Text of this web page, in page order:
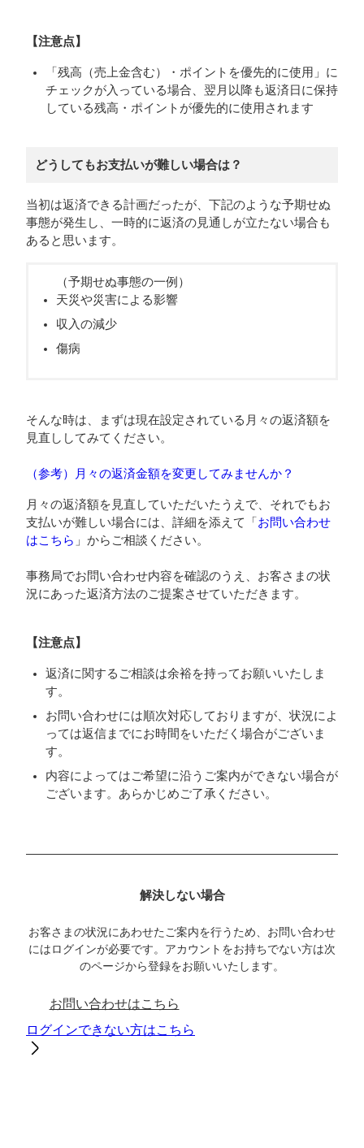
【注意点】
「残高（売上金含む）・ポイントを優先的に使用」に
チェックが入っている場合、翌月以降も返済日に保持
している残高・ポイントが優先的に使用されます
どうしてもお支払いが難しい場合は？
当初は返済できる計画だったが、下記のような予期せぬ
事態が発生し、一時的に返済の見通しが立たない場合も
あると思います。
（予期せぬ事態の一例）
天災や災害による影響
収入の減少
傷病
そんな時は、まずは現在設定されている月々の返済額を
見直ししてみてください。
（参考）月々の返済金額を変更してみませんか？
月々の返済額を見直していただいたうえで、それでもお
支払いが難しい場合には、詳細を添えて「 お問い合わせ
はこちら 」からご相談ください。
事務局でお問い合わせ内容を確認のうえ、お客さまの状
況にあった返済方法のご提案させていただきます。
【注意点】
返済に関するご相談は余裕を持ってお願いいたしま
す。
お問い合わせには順次対応しておりますが、状況によ
っては返信までにお時間をいただく場合がございま
す。
内容によってはご希望に沿うご案内ができない場合が
ございます。あらかじめご了承ください。
解決しない場合
お客さまの状況にあわせたご案内を行うため、お問い合わせ
にはログインが必要です。アカウントをお持ちでない方は次
のページから登録をお願いいたします。
お問い合わせはこちら
ログインできない方はこちら